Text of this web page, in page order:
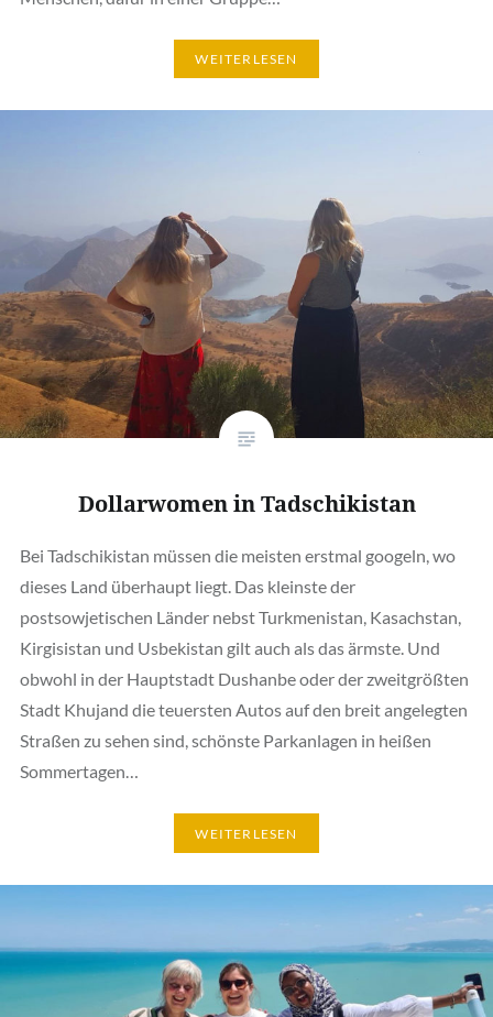
WEITERLESEN
Dollarwomen in Tadschikistan
Bei Tadschikistan müssen die meisten erstmal googeln, wo
dieses Land überhaupt liegt. Das kleinste der
postsowjetischen Länder nebst Turkmenistan, Kasachstan,
Kirgisistan und Usbekistan gilt auch als das ärmste. Und
obwohl in der Hauptstadt Dushanbe oder der zweitgrößten
Stadt Khujand die teuersten Autos auf den breit angelegten
Straßen zu sehen sind, schönste Parkanlagen in heißen
Sommertagen…
WEITERLESEN